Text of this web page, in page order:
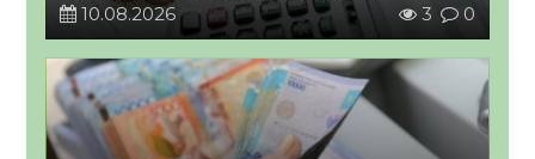
10.08.2026
3 0